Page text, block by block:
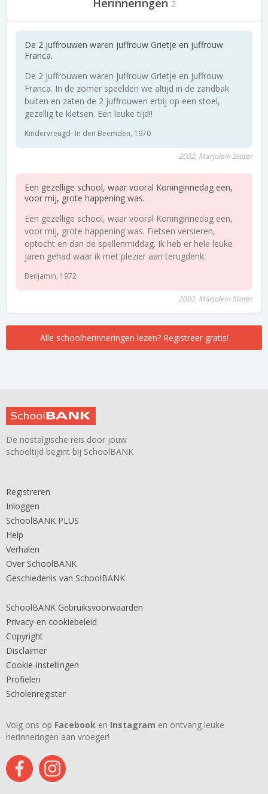
Herinneringen 2
De 2 juffrouwen waren juffrouw Grietje en juffrouw
Franca.
De 2 juffrouwen waren juffrouw Grietje en juffrouw
Franca. In de zomer speelden we altijd in de zandbak
buiten en zaten de 2 juffrouwen erbij op een stoel,
gezellig te kletsen. Een leuke tijd!!
Kindervreugd- In den Beemden, 1970
2002, Marjolein Stoter
Een gezellige school, waar vooral Koninginnedag een,
voor mij, grote happening was.
Een gezellige school, waar vooral Koninginnedag een,
voor mij, grote happening was. Fietsen versieren,
optocht en dan de spellenmiddag. Ik heb er hele leuke
jaren gehad waar ik met plezier aan terugdenk.
Benjamin, 1972
2002, Marjolein Stoter
Alle schoolherinneringen lezen? Registreer gratis!
De nostalgische reis door jouw
schooltijd begint bij SchoolBANK
Registreren
Inloggen
SchoolBANK PLUS
Help
Verhalen
Over SchoolBANK
Geschiedenis van SchoolBANK
SchoolBANK Gebruiksvoorwaarden
Privacy-en cookiebeleid
Copyright
Disclaimer
Cookie-instellingen
Profielen
Scholenregister
Volg ons op Facebook en Instagram en ontvang leuke
herinneringen aan vroeger!